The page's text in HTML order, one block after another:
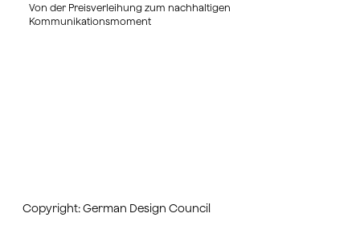
Von der Preisverleihung zum nachhaltigen
Kommunikationsmoment
Copyright: German Design Council